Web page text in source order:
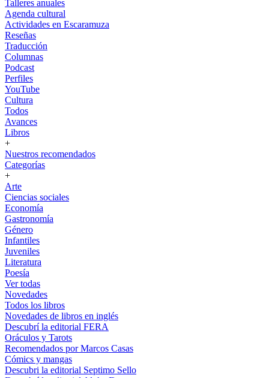
Talleres anuales
Agenda cultural
Actividades en Escaramuza
Reseñas
Traducción
Columnas
Podcast
Perfiles
YouTube
Cultura
Todos
Avances
Libros
+
Nuestros recomendados
Categorías
+
Arte
Ciencias sociales
Economía
Gastronomía
Género
Infantiles
Juveniles
Literatura
Poesía
Ver todas
Novedades
Todos los libros
Novedades de libros en inglés
Descubrí la editorial FERA
Oráculos y Tarots
Recomendados por Marcos Casas
Cómics y mangas
Descubri la editorial Septimo Sello